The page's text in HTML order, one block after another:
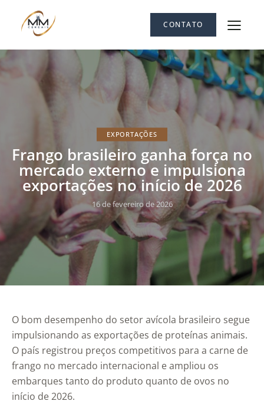
CONTATO
EXPORTAÇÕES
Frango brasileiro ganha força no
mercado externo e impulsiona
exportações no início de 2026
16 de fevereiro de 2026
O bom desempenho do setor avícola brasileiro segue
impulsionando as exportações de proteínas animais.
O país registrou preços competitivos para a carne de
frango no mercado internacional e ampliou os
embarques tanto do produto quanto de ovos no
início de 2026.